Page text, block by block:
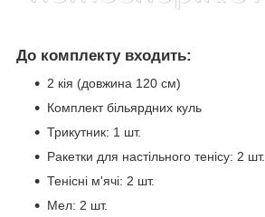
До комплекту входить:
2 кія (довжина 120 см)
Комплект більярдних куль
Трикутник: 1 шт.
Ракетки для настільного тенісу: 2 шт.
Тенісні м'ячі: 2 шт.
Мел: 2 шт.